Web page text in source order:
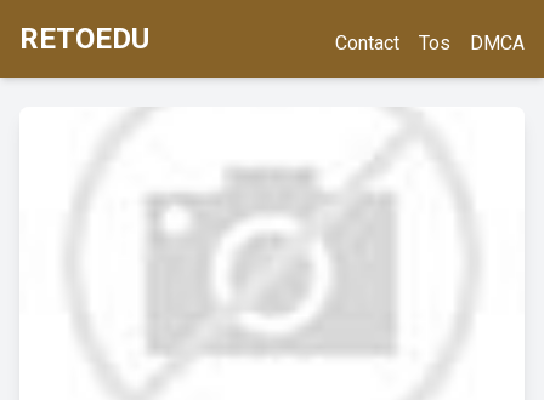
RETOEDU Contact Tos DMCA